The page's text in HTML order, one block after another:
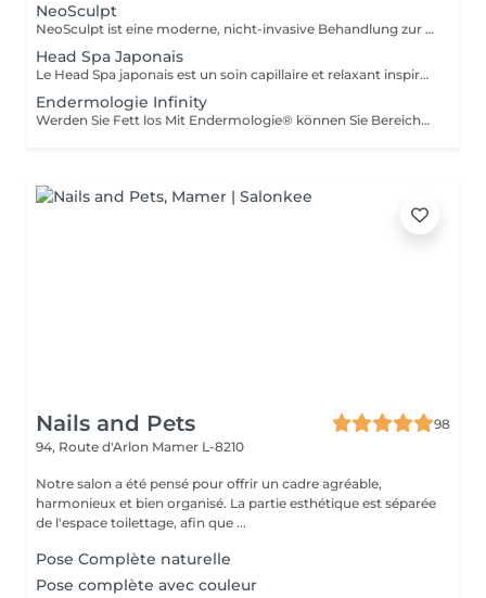
NeoSculpt
NeoSculpt ist eine moderne, nicht-invasive Behandlung zur gezielten Körperformung, Muskelstärkung und Fettreduktion. Durch hochintensive elektromagnetische Impulse werden tiefe Muskelkontraktionen ausgelöst, die mit herkömmlichem Training kaum erreichbar sind. Eine Sitzung entspricht mehreren tausend effektiven Muskelkontraktionen und hilft dabei: Muskeln sichtbar zu definieren und aufzubauen Fett zu reduzieren die Körperkontur zu verbessern Die Behandlung ist schmerzfrei, sicher und erfordert keine Ausfallzeit. NeoSculpt eignet sich ideal für Bauch, Gesäß, Beine und Arme sowohl für Frauen als auch für Männer.
Head Spa Japonais
Le Head Spa japonais est un soin capillaire et relaxant inspiré des rituels de bien-être japonais. Alliant techniques de massage du cuir chevelu, soins purifiants et hydratants, il cible à la fois la santé des cheveux et l'apaisement de l'esprit. Grâce à des mouvements précis et à des produits naturels, ce rituel libère les tensions, améliore la circulation sanguine et stimule la croissance capillaire. Idéal pour ceux qui recherchent un moment de détente profonde et des cheveux revitalisés, le Head Spa japonais apporte fraîcheur, équilibre et éclat des racines aux pointes.
Endermologie Infinity
Werden Sie Fett los Mit Endermologie® können Sie Bereiche ansprechen und verfeinern, die resistent gegen Bewegung und Lebensmittelhygiene sind (Arme, Rücken, Bauch, Taille, Oberschenkel usw.), und sich gleichzeitig genau an die Bedürfnisse jeder Haut anpassen. Glatte Cellulite Cellulite, von der selbst 90 % der dünnsten und sportlichsten Frauen betroffen sind, entsteht sowohl durch die Fettspeicherung in Adipozyten (Fettzellen) als auch durch Wassereinlagerungen rundherum. Strafft die Haut Durch Gewichtsschwankungen, Schwangerschaften und im Laufe der Zeit verliert die Haut allmählich an Spannkraft und Geschmeidigkeit. Auch wenn diese schlaffe Haut den gesamten Körper betrifft, sind bestimmte Bereiche empfindlicher: Innenseiten der Oberschenkel, Bauch, Arme usw. Finden Sie leichte Beine Schwere und schmerzende Beine, geschwollene Knöchel oder Füße: Diese Symptome spiegeln eine schlechte Blut- und Lymphzirkulation wider. Giftstoffe reichern sich im Körper an, was solche Volumenschwankungen am selben Tag oder zu verschiedenen Zeitpunkten des weiblichen Zyklus erklärt. Wohlbefinden Entdecken Sie Behandlungskurse mit exklusivem Konzept, für unvergleichliche Wirksamkeit und Entspannung.
Nails and Pets
98
94, Route d'Arlon Mamer L-8210
Notre salon a été pensé pour offrir un cadre agréable,
harmonieux et bien organisé. La partie esthétique est séparée
de l'espace toilettage, afin que ...
Pose Complète naturelle
Pose complète avec couleur